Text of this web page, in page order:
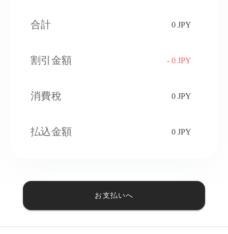
合計 0 JPY
割引金額 - 0 JPY
消費稅​ 0 JPY
払込金額 0 JPY
お支払いへ